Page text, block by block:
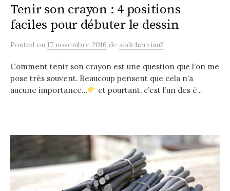
Tenir son crayon : 4 positions
faciles pour débuter le dessin
Posted on 17 novembre 2016 de audeherriau2
Comment tenir son crayon est une question que l’on me
pose très souvent. Beaucoup pensent que cela n’a
aucune importance…
et pourtant, c’est l’un des é...